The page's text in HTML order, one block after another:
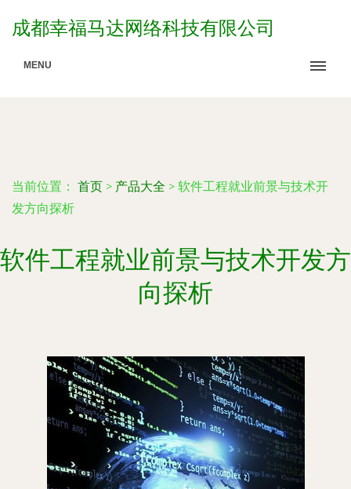
成都幸福马达网络科技有限公司
MENU
当前位置： 首页 > 产品大全 > 软件工程就业前景与技术开
发方向探析
软件工程就业前景与技术开发方
向探析